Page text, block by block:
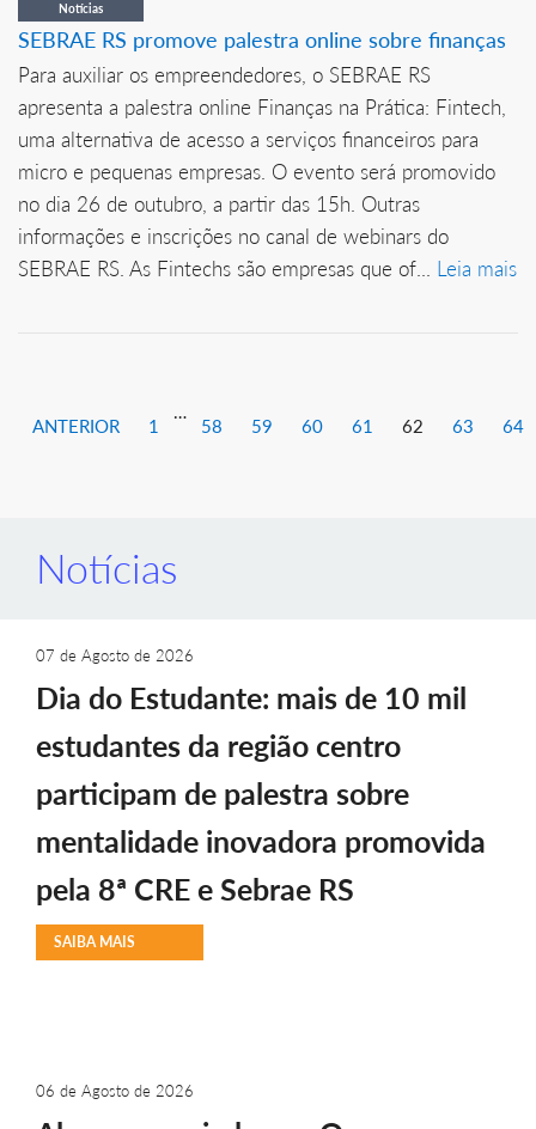
Notícias
SEBRAE RS promove palestra online sobre finanças
Para auxiliar os empreendedores, o SEBRAE RS
apresenta a palestra online Finanças na Prática: Fintech,
uma alternativa de acesso a serviços financeiros para
micro e pequenas empresas. O evento será promovido
no dia 26 de outubro, a partir das 15h. Outras
informações e inscrições no canal de webinars do
SEBRAE RS. As Fintechs são empresas que of... Leia mais
ANTERIOR 1
…
58 59 60 61 62 63 64
Notícias
07 de Agosto de 2026
Dia do Estudante: mais de 10 mil
estudantes da região centro
participam de palestra sobre
mentalidade inovadora promovida
pela 8ª CRE e Sebrae RS
SAIBA MAIS
06 de Agosto de 2026